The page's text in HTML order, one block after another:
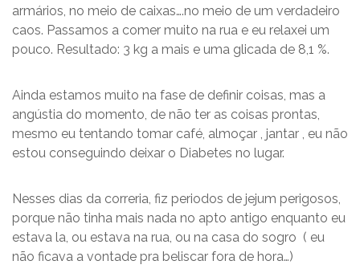
armários, no meio de caixas….no meio de um verdadeiro
caos. Passamos a comer muito na rua e eu relaxei um
pouco. Resultado: 3 kg a mais e uma glicada de 8,1 %.
Ainda estamos muito na fase de definir coisas, mas a
angústia do momento, de não ter as coisas prontas,
mesmo eu tentando tomar café, almoçar , jantar , eu não
estou conseguindo deixar o Diabetes no lugar.
Nesses dias da correria, fiz periodos de jejum perigosos,
porque não tinha mais nada no apto antigo enquanto eu
estava la, ou estava na rua, ou na casa do sogro ( eu
não ficava a vontade pra beliscar fora de hora…)